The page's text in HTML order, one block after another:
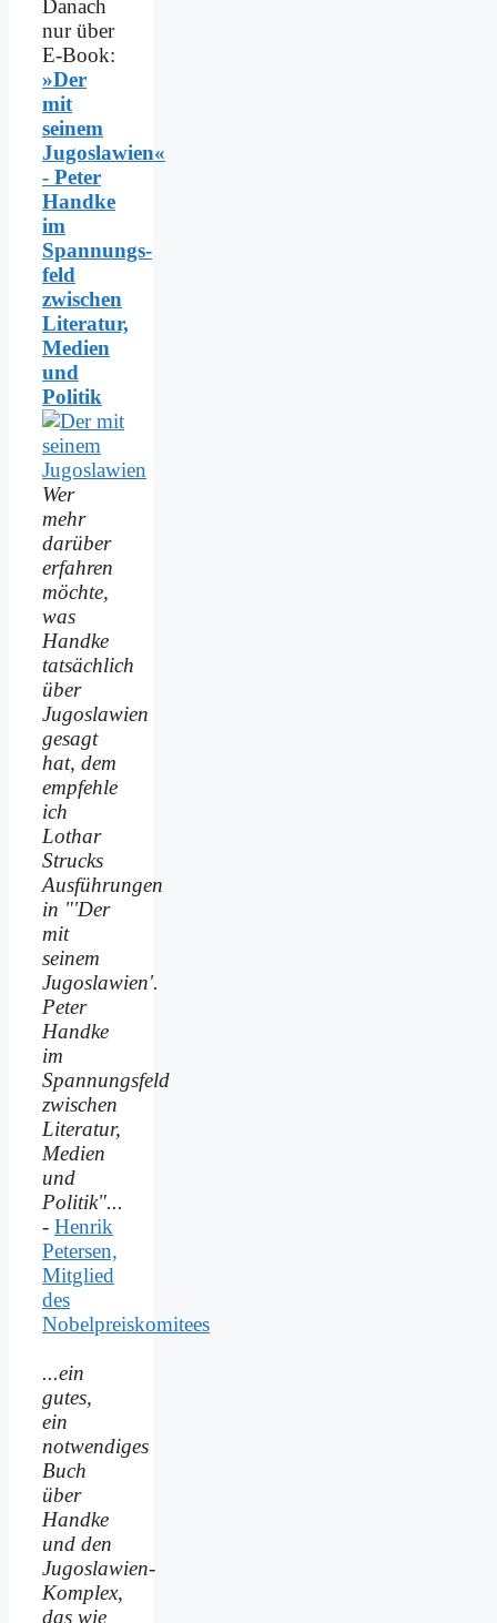
Danach
nur über
E-Book:
»Der
mit
seinem
Jugoslawien«
- Peter
Handke
im
Spannungs­
feld
zwischen
Literatur,
Medien
und
Politik
Wer
mehr
darüber
erfahren
möchte,
was
Handke
tatsächlich
über
Jugoslawien
gesagt
hat, dem
empfehle
ich
Lothar
Strucks
Ausführungen
in "'Der
mit
seinem
Jugoslawien'.
Peter
Handke
im
Spannungsfeld
zwischen
Literatur,
Medien
und
Politik"...
- Henrik
Petersen,
Mitglied
des
Nobelpreiskomitees
...ein
gutes,
ein
notwendiges
Buch
über
Handke
und den
Jugoslawien-
Komplex,
das wie